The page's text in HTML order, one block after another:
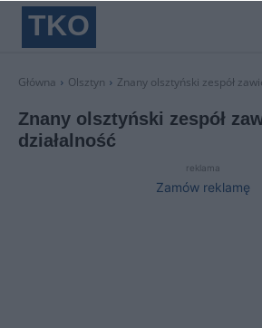
TKO
Główna Olsztyn Znany olsztyński zespół
Znany olsztyński zespół
działalność
reklama
Zamów reklamę